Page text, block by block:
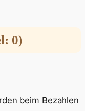
0)
beim Bezahlen